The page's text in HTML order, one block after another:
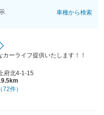
車種から検索
ーライフ提供いたします！！
府北4-1-15
（72件）